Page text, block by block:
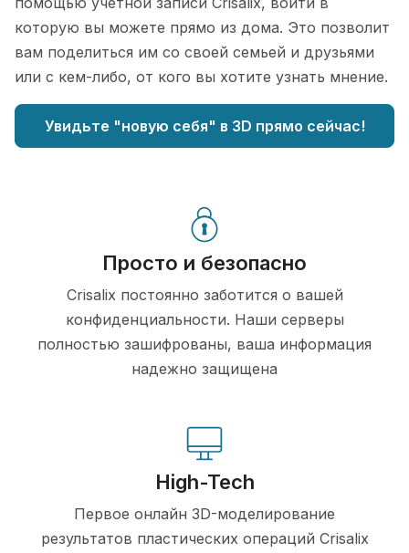
которую вы можете прямо из дома. Это позволит
вам поделиться им со своей семьей и друзьями
или с кем-либо, от кого вы хотите узнать мнение.
Увидьте "новую себя" в 3D прямо сейчас!
Просто и безопасно
Crisalix постоянно заботится о вашей
конфиденциальности. Наши серверы
полностью зашифрованы, ваша информация
надежно защищена
High-Tech
Первое онлайн 3D-моделирование
результатов пластических операций Crisalix